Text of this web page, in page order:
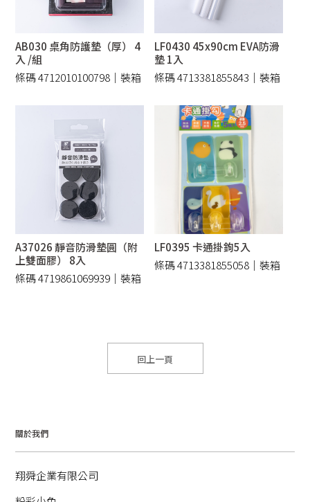
AB030 桌角防護墊（厚） 4
入 /組
條碼 4712010100798｜裝箱
LF0430 45x90cm EVA防滑
墊 1入
條碼 4713381855843｜裝箱
A37026 靜音防滑墊圓（附
上雙面膠） 8入
條碼 4719861069939｜裝箱
LF0395 卡通掛鉤5入
條碼 4713381855058｜裝箱
回上一頁
關於我們
翔舜企業有限公司